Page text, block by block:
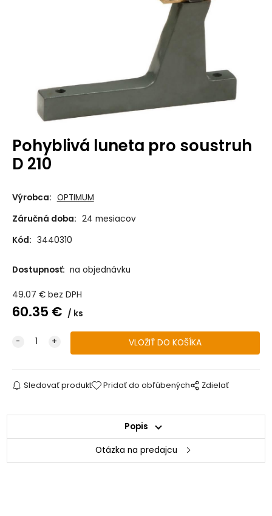
Pohyblivá luneta pro soustruh
D 210
Výrobca: OPTIMUM
Záručná doba: 24 mesiacov
Kód: 3440310
Dostupnosť: na objednávku
49.07 € bez DPH
60.35 € ks
Sledovať produkt Pridať do obľúbených Zdielať
Popis
Otázka na predajcu